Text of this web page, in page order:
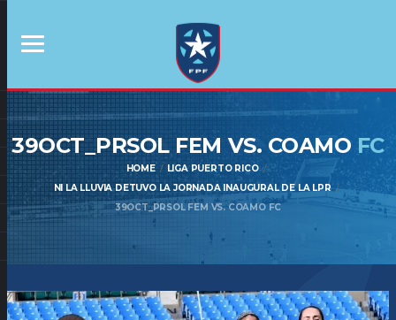
39OCT_PRSOL FEM VS. COAMO FC
HOME
LIGA PUERTO RICO
NI LA LLUVIA DETUVO LA JORNADA INAUGURAL DE LA LPR
39OCT_PRSOL FEM VS. COAMO FC